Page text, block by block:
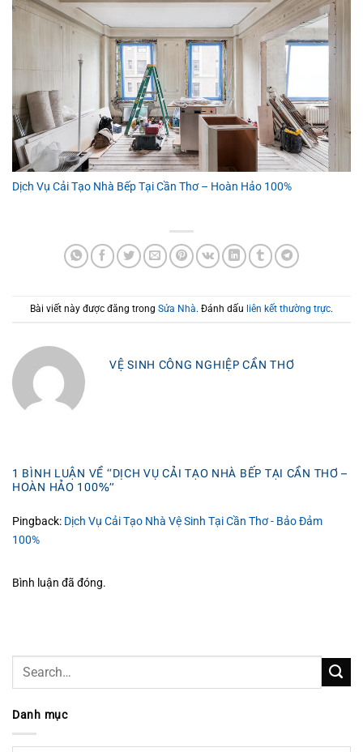
Dịch Vụ Cải Tạo Nhà Bếp Tại Cần Thơ – Hoàn Hảo 100%
Bài viết này được đăng trong Sửa Nhà. Đánh dấu liên kết thường trực.
VỆ SINH CÔNG NGHIỆP CẦN THƠ
1 BÌNH LUẬN VỀ “DỊCH VỤ CẢI TẠO NHÀ BẾP TẠI CẦN THƠ –
HOÀN HẢO 100%”
Pingback: Dịch Vụ Cải Tạo Nhà Vệ Sinh Tại Cần Thơ - Bảo Đảm
100%
Bình luận đã đóng.
Danh mục